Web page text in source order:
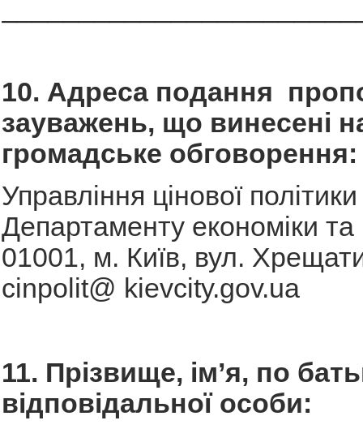
10. Адреса подання
зауважень, що винесені
громадське
Управління цінової політики
Департаменту економіки та
01001, м. Київ, вул.
cinpolit@ kievcity.gov.ua
11. Прізвище, ім’я, по
відповідальної особи: